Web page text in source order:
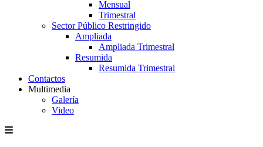
Mensual
Trimestral
Sector Público Restringido
Ampliada
Ampliada Trimestral
Resumida
Resumida Trimestral
Contactos
Multimedia
Galería
Video